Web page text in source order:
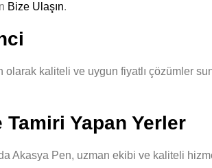
Bize Ulaşın.
olarak kaliteli ve uygun fiyatlı çözümler
Yapan Yerler
Akasya Pen, uzman ekibi ve kaliteli